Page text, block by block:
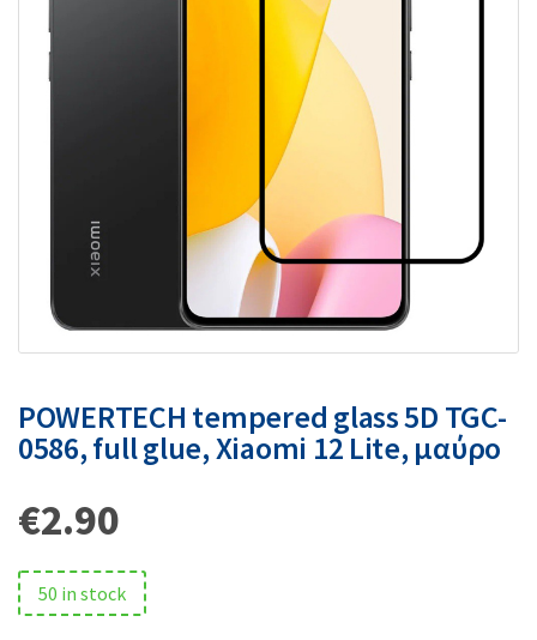
POWERTECH tempered glass 5D TGC-
0586, full glue, Xiaomi 12 Lite, μαύρο
€2.90
50 in stock